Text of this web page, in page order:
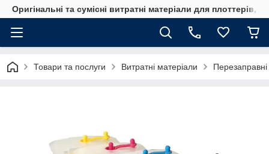
Оригінальні та сумісні витратні матеріали для плоттерів,
Товари та послуги Витратні матеріали